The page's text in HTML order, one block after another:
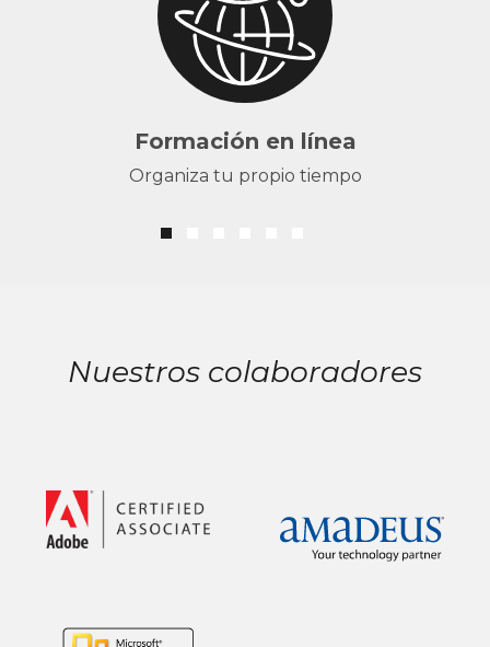
Formación en línea
Organiza tu propio tiempo
Nuestros colaboradores